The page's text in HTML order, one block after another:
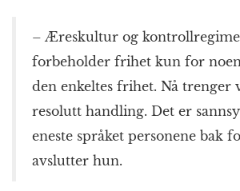
– Æreskultur og
forbeholder frihet kun for
den enkeltes frihet. Nå trenger
resolutt handling. Det er
eneste språket personene bak
avslutter hun.